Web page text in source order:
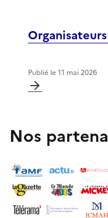
Publié le11 mai 2026
Nos